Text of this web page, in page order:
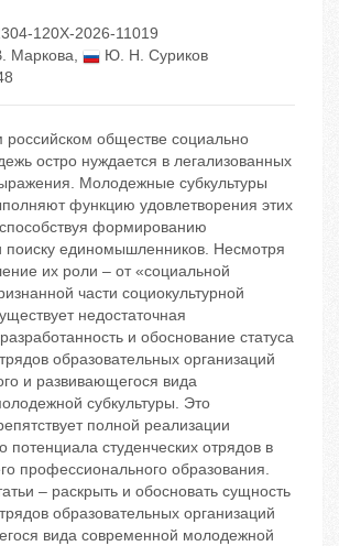
120X-2026-11019
Маркова,
Ю. Н. Суриков
обществе социально
остро нуждается в легализованных
Молодежные субкультуры
функцию удовлетворения этих
формированию
поиску единомышленников. Несмотря
их роли – от «социальной
части социокультурной
недостаточная
и обоснование статуса
образовательных организаций
и развивающегося вида
субкультуры. Это
полной реализации
потенциала студенческих отрядов в
профессионального образования.
– раскрыть и обосновать сущность
образовательных организаций
вида современной молодежной